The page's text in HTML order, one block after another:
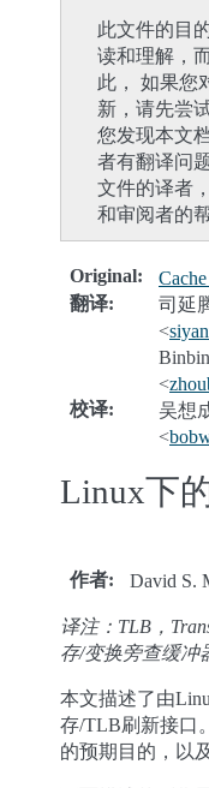
此文件的目
读和理解，
此， 如果您
新，请先尝
您发现本文
者有翻译问
文件的译者
和审阅者的帮
Original:
翻译:
司延
<
<
校译:
吴想
<
Linux下
作者: David S.
译注：TLB，
存/变换旁查缓冲
本文描述了由
存/TLB刷新接口
的预期目的，以